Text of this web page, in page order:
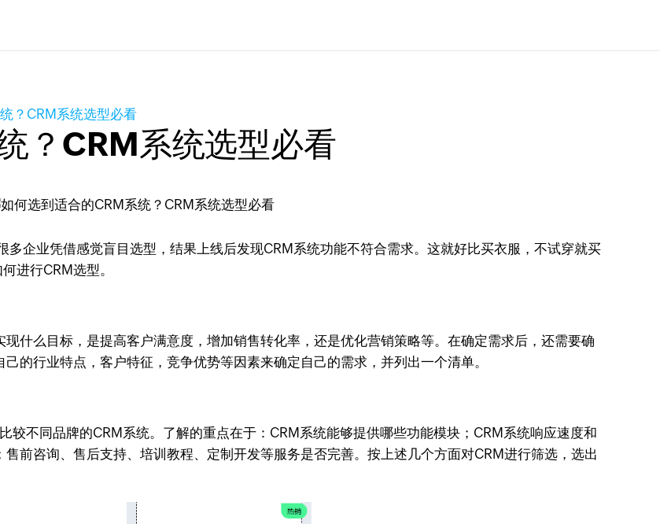
？CRM系统选型必看
？CRM系统选型必看
多企业凭借感觉盲目选型，结果上线后发现CRM系统功能不符合需求。这就好比买衣服，不试穿就买
进行CRM选型。
什么目标，是提高客户满意度，增加销售转化率，还是优化营销策略等。在确定需求后，还需要确
的行业特点，客户特征，竞争优势等因素来确定自己的需求，并列出一个清单。
较不同品牌的CRM系统。了解的重点在于：CRM系统能够提供哪些功能模块；CRM系统响应速度和
前咨询、售后支持、培训教程、定制开发等服务是否完善。按上述几个方面对CRM进行筛选，选出